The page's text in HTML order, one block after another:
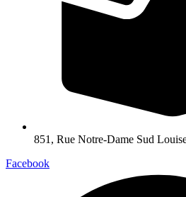
851, Rue Notre-Dame Sud
Facebook